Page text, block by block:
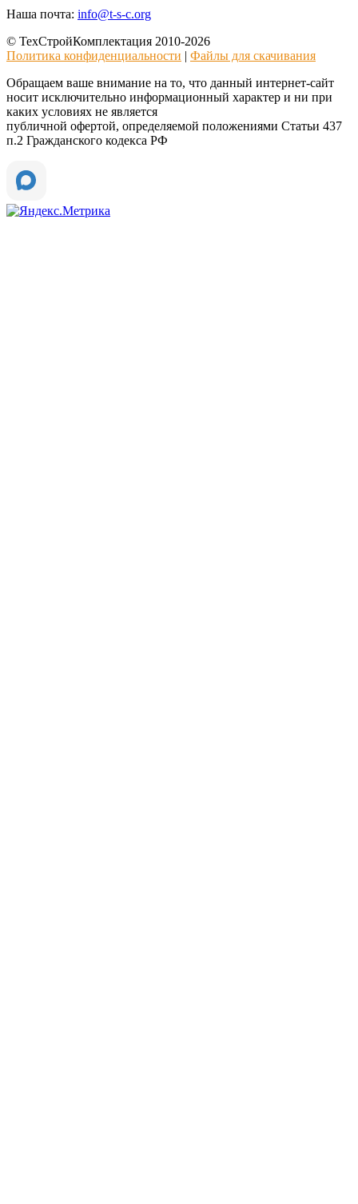
Наша почта: info@t-s-c.org
© ТехСтройКомплектация 2010-2026
Политика конфиденциальности
Файлы для скачивания
Обращаем ваше внимание на то, что данный интернет-сайт
носит исключительно информационный характер и ни при
каких условиях не является
публичной офертой, определяемой положениями Статьи 437
п.2 Гражданского кодекса РФ